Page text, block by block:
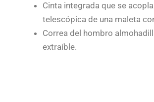
Cinta integrada que se
telescópica de una maleta
Correa del hombro
extraíble.